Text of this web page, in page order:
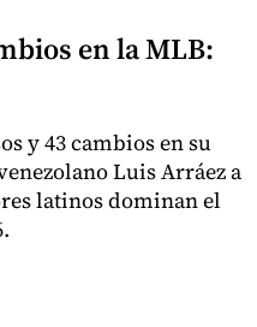
en la MLB:
y 43 cambios en su
Luis Arráez a
latinos dominan el